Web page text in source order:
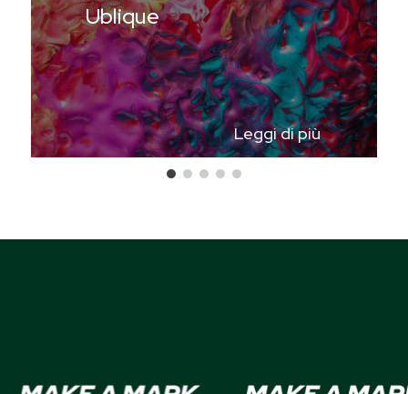
Ublique
Leggi di più